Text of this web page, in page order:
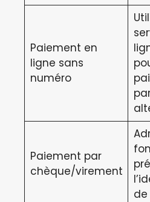
Paiement en
ligne sans
numéro
Paiement par
chèque/virement
de